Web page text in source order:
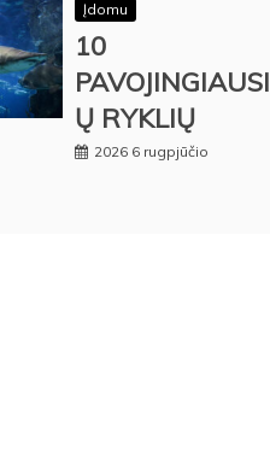
Įdomu
10
PAVOJINGIAUSI
Ų RYKLIŲ
2026 6 rugpjūčio